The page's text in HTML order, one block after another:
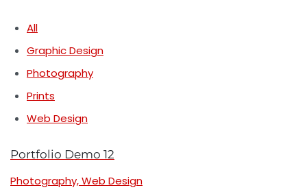
All
Graphic Design
Photography
Prints
Web Design
Portfolio Demo 12
Photography, Web Design